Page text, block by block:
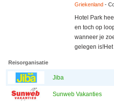
Griekenland -
Hotel Park
en toch op
wanneer je
gelegen
Reisorganisatie
Jiba
Sunweb Vakanties